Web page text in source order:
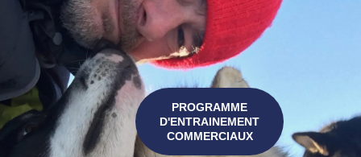
PROGRAMME
D'ENTRAINEMENT
COMMERCIAUX